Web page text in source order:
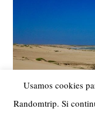
Usamos cookies
Randomtrip. Si